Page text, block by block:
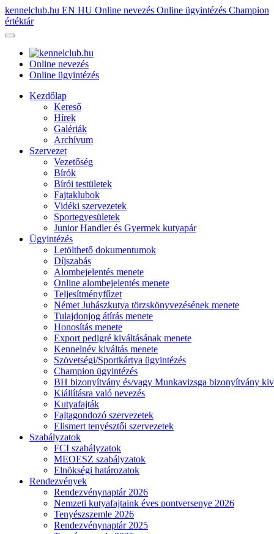
kennelclub.hu EN HU Online nevezés Online ügyintézés Champion
értéktár
Online nevezés
Online ügyintézés
Kezdőlap
Kereső
Hírek
Galériák
Archívum
Szervezet
Vezetőség
Bírók
Bírói testületek
Fajtaklubok
Vidéki szervezetek
Sportegyesületek
Junior Handler és Gyermek kutyapár
Ügyintézés
Letölthető dokumentumok
Díjszabás
Alombejelentés menete
Online alombejelentés menete
Teljesítményfűzet
Német Juhászkutya törzskönyvezésének menete
Tulajdonjog átírás menete
Honosítás menete
Export pedigré kiváltásának menete
Kennelnév kiváltás menete
Szövetségi/Sportkártya ügyintézés
Champion ügyintézés
BH bizonyítvány és/vagy Munkavizsga bizonyítvány
Kiállításra való nevezés
Kutyafajták
Fajtagondozó szervezetek
Elismert tenyésztői szervezetek
Szabályzatok
FCI szabályzatok
MEOESZ szabályzatok
Elnökségi határozatok
Rendezvények
Rendezvénynaptár 2026
Nemzeti kutyafajtaink éves pontversenye 2026
Tenyészszemle 2026
Rendezvénynaptár 2025